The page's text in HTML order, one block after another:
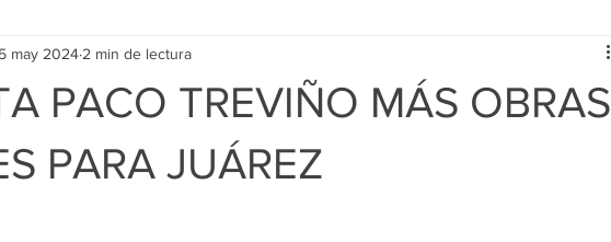
GRILLA SAN NICOLAS
PACO TREVIÑO MÁS OBRAS
PARA JUÁREZ
may 2024 2 min de lectura